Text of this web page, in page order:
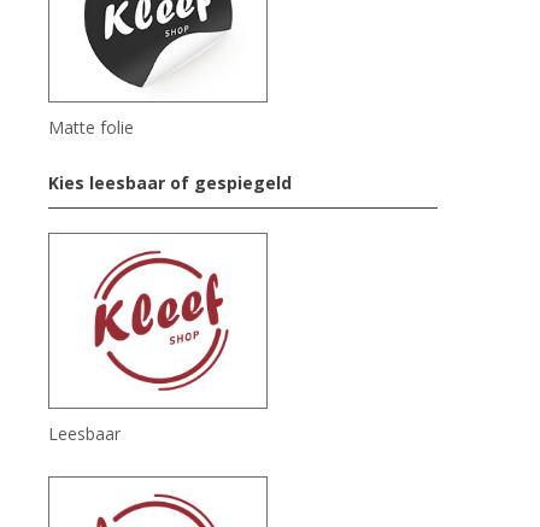
Matte folie
Kies leesbaar of gespiegeld
Leesbaar